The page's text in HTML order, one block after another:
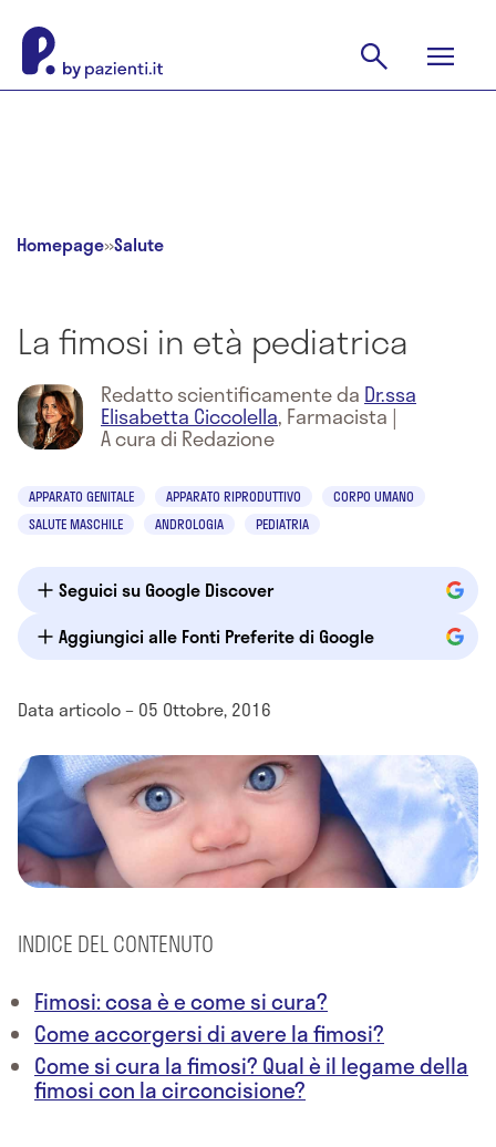
Homepage»Salute
La fimosi in età pediatrica
Redatto scientificamente da Dr.ssa
Elisabetta Ciccolella, Farmacista |
A cura di Redazione
APPARATO GENITALE APPARATO RIPRODUTTIVO
CORPO UMANO
SALUTE MASCHILE
ANDROLOGIA PEDIATRIA
Seguici su Google Discover
Aggiungici alle Fonti Preferite di Google
Data articolo – 05 Ottobre, 2016
INDICE DEL CONTENUTO
Fimosi: cosa è e come si cura?
Come accorgersi di avere la fimosi?
Come si cura la fimosi? Qual è il legame della
fimosi con la circoncisione?